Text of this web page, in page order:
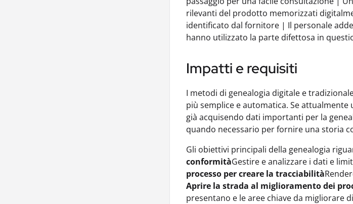
rilevanti del prodotto memorizzati
identificato dal fornitore | Il personale
hanno utilizzato la parte difettosa in
Impatti e requisiti
I metodi di genealogia digitale e
più semplice e automatica. Se
già acquisendo dati importanti per la
quando necessario per fornire una storia
Gli obiettivi principali della genealogia
conformitàGestire e analizzare i dati e
processo per creare la tracciabilità
Aprire la strada al miglioramento dei
presentano e le aree chiave da migliorare